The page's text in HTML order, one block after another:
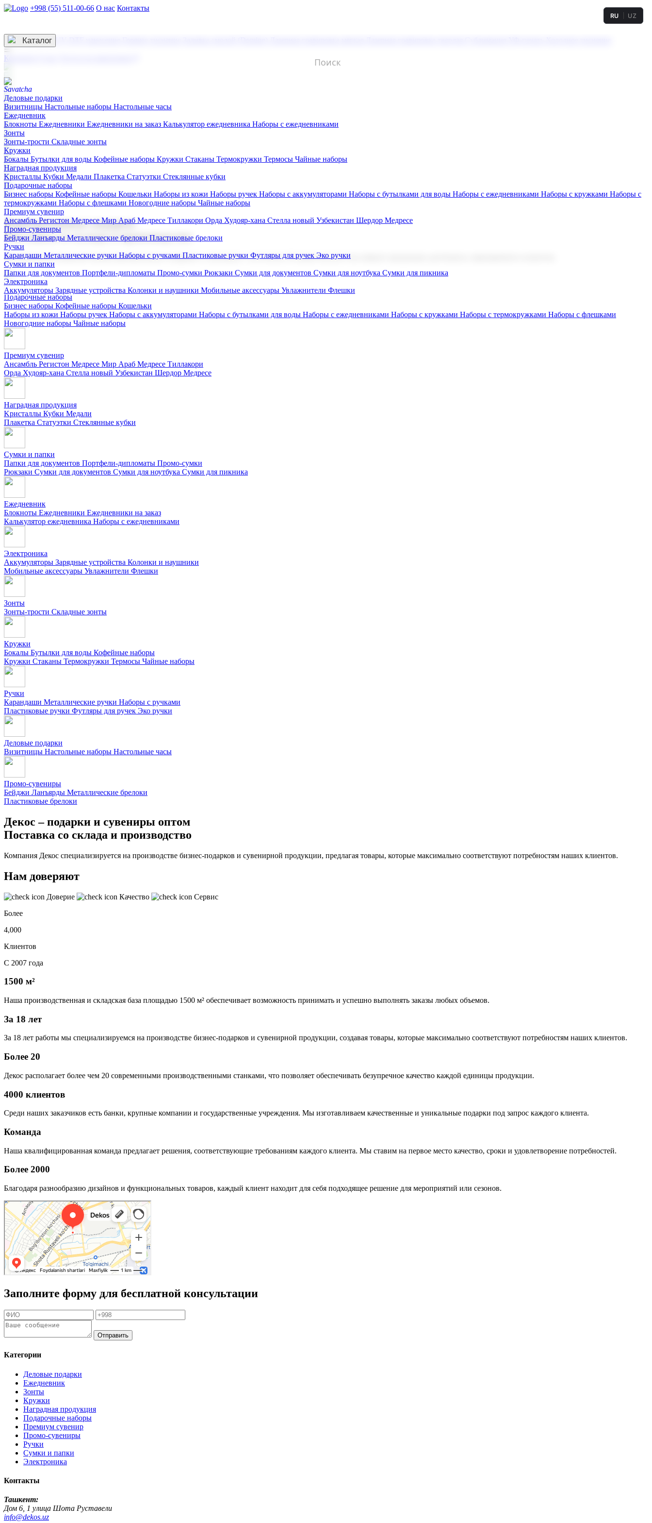
+998 (55) 511-00-66 О нас Контакты
3D гравировка
RU UZ
☰
Контакты
Каталог
Деловые подарки
Визитницы Настольные наборы Настольные часы
Ежедневник
Блокноты Ежедневники Ежедневники на заказ Калькулятор ежедневника Наборы с ежедневниками
Зонты
Зонты-трости Складные зонты
Кружки
Бокалы Бутылки для воды Кофейные наборы Кружки Стаканы Термокружки Термосы Чайные наборы
Наградная продукция
Kристаллы Кубки Медали Плакетка Статуэтки Стеклянные кубки
Подарочные наборы
Бизнес наборы Кофейные наборы Кошельки Наборы из кожи Наборы ручек Наборы с аккумуляторами Наборы с бутылками для воды Наборы с ежедневниками Наборы с кружками Наборы с
термокружками Наборы с флешками Новогодние наборы Чайные наборы
Премиум сувенир
Ансамбль Регистон Медресе Мир Араб Медресе Тиллакори Орда Худояр-хана Стелла новый Узбекистан Шердор Медресе
Промо-сувениры
Бейджи Ланъярды Металлические брелоки Пластиковые брелоки
Ручки
Карандаши Металлические ручки Наборы с ручками Пластиковые ручки Футляры для ручек Эко ручки
Сумки и папки
Папки для документов Портфели-дипломаты Промо-сумки Рюкзаки Сумки для документов Сумки для ноутбука Сумки для пикника
Электроника
Аккумуляторы Зарядные устройства Колонки и наушники Мобильные аксессуары Увлажнители Флешки
Корпоративные подарки
Поставка со склада и производство
Мы предлагаем широкий выбор корпоративных подарков и сувениров с логотипом. В нашем каталоге вы найдете продукцию для бизнеса, мероприятия и клиентов.
Подарочные наборы
Бизнес наборы Кофейные наборы Кошельки
Наборы из кожи Наборы ручек Наборы с аккумуляторами Наборы с бутылками для воды Наборы с ежедневниками Наборы с кружками Наборы с термокружками Наборы с флешками
Новогодние наборы Чайные наборы
Премиум сувенир
Ансамбль Регистон Медресе Мир Араб Медресе Тиллакори
Орда Худояр-хана Стелла новый Узбекистан Шердор Медресе
Наградная продукция
Kристаллы Кубки Медали
Плакетка Статуэтки Стеклянные кубки
Сумки и папки
Папки для документов Портфели-дипломаты Промо-сумки
Рюкзаки Сумки для документов Сумки для ноутбука Сумки для пикника
Ежедневник
Блокноты Ежедневники Ежедневники на заказ
Калькулятор ежедневника Наборы с ежедневниками
Электроника
Аккумуляторы Зарядные устройства Колонки и наушники
Мобильные аксессуары Увлажнители Флешки
Зонты
Зонты-трости Складные зонты
Кружки
Бокалы Бутылки для воды Кофейные наборы
Кружки Стаканы Термокружки Термосы Чайные наборы
Ручки
Карандаши Металлические ручки Наборы с ручками
Пластиковые ручки Футляры для ручек Эко ручки
Деловые подарки
Визитницы Настольные наборы Настольные часы
Промо-сувениры
Бейджи Ланъярды Металлические брелоки
Пластиковые брелоки
Декос – подарки и сувениры оптом
Поставка со склада и производство
Компания Декос специализируется на производстве бизнес-подарков и сувенирной продукции, предлагая товары, которые максимально соответствуют потребностям наших клиентов.
Нам доверяют
Доверие Качество
Сервис
Более
4,000
Клиентов
С 2007 года
1500 м²
Наша производственная и складская база площадью 1500 м² обеспечивает возможность принимать и успешно выполнять заказы любых объемов.
За 18 лет
За 18 лет работы мы специализируемся на производстве бизнес-подарков и сувенирной продукции, создавая товары, которые максимально соответствуют потребностям наших клиентов.
Более 20
Декос располагает более чем 20 современными производственными станками, что позволяет обеспечивать безупречное качество каждой единицы продукции.
4000 клиентов
Среди наших заказчиков есть банки, крупные компании и государственные учреждения. Мы изготавливаем качественные и уникальные подарки под запрос каждого клиента.
Команда
Наша квалифицированная команда предлагает решения, соответствующие требованиям каждого клиента. Мы ставим на первое место качество, сроки и удовлетворение потребностей.
Более 2000
Благодаря разнообразию дизайнов и функциональных товаров, каждый клиент находит для себя подходящее решение для мероприятий или сезонов.
Заполните форму для бесплатной консультации
Отправить
Категории
Деловые подарки
Ежедневник
Зонты
Кружки
Наградная продукция
Подарочные наборы
Премиум сувенир
Промо-сувениры
Ручки
Сумки и папки
Электроника
Контакты
Ташкент:
Дом 6, 1 улица Шота Руставели
info@dekos.uz